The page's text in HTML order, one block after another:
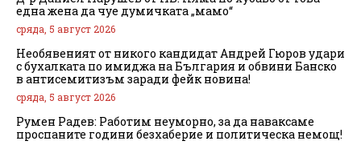
една жена да чуе думичката „мамо“
сряда, 5 август 2026
Необявеният от никого кандидат Андрей Гюров удари
с бухалката по имиджа на България и обвини Банско
в антисемитизъм заради фейк новина!
сряда, 5 август 2026
Румен Радев: Работим неуморно, за да наваксаме
проспаните години безхаберие и политическа немощ!